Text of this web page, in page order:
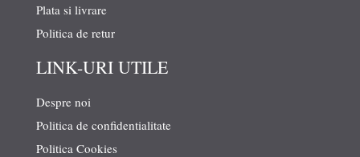
Plata si livrare
Politica de retur
LINK-URI UTILE
Despre noi
Politica de confidentialitate
Politica Cookies